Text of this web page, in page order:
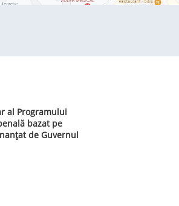
al Programului
bazat pe
de Guvernul